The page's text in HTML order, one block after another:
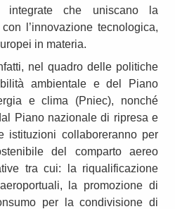
integrate che uniscano la
l’innovazione tecnologica,
in materia.
nel quadro delle politiche
ambientale e del Piano
e clima (Pniec), nonché
Piano nazionale di ripresa e
istituzioni collaboreranno per
del comparto aereo
tra cui: la riqualificazione
la promozione di
per la condivisione di